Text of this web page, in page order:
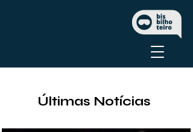
Últimas Notícias